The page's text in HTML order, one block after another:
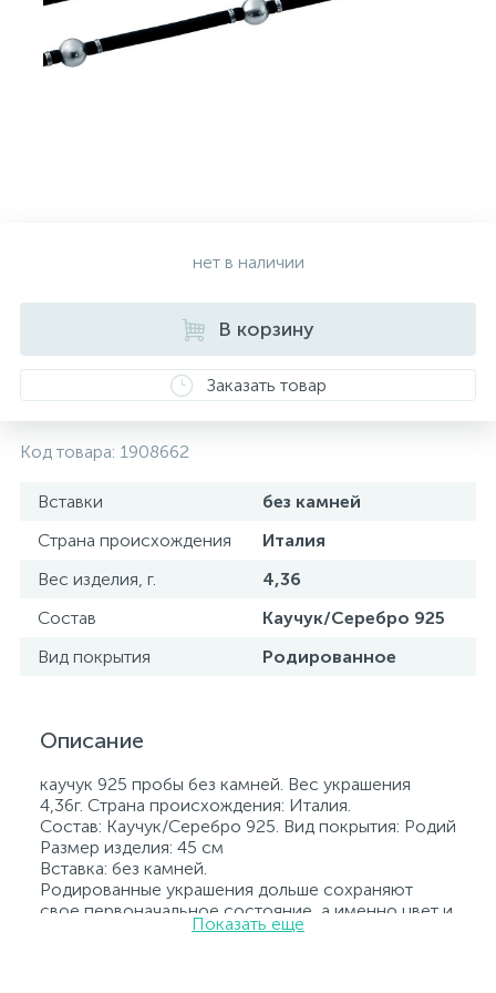
нет в наличии
В корзину
Заказать товар
Код товара: 1908662
Вставки
без камней
Страна происхождения
Италия
Вес изделия, г.
4,36
Состав
Каучук/Серебро 925
Вид покрытия
Родированное
Описание
каучук 925 пробы без камней. Вес украшения
4,36г. Страна происхождения: Италия.
Состав: Каучук/Серебро 925. Вид покрытия: Родий
Размер изделия: 45 см
Вставка: без камней.
Родированные украшения дольше сохраняют
свое первоначальное состояние, а именно цвет и
блеск металла. Все ювелирные изделия
Показать еще
Серебряные колье
Серебряные сувениры
Золотые серьги